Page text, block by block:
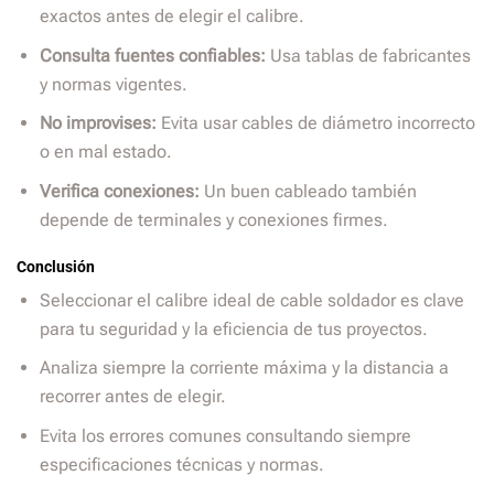
exactos antes de elegir el calibre.
Consulta fuentes confiables: Usa tablas de fabricantes
y normas vigentes.
No improvises: Evita usar cables de diámetro incorrecto
o en mal estado.
Verifica conexiones: Un buen cableado también
depende de terminales y conexiones firmes.
Conclusión
Seleccionar el calibre ideal de cable soldador es clave
para tu seguridad y la eficiencia de tus proyectos.
Analiza siempre la corriente máxima y la distancia a
recorrer antes de elegir.
Evita los errores comunes consultando siempre
especificaciones técnicas y normas.